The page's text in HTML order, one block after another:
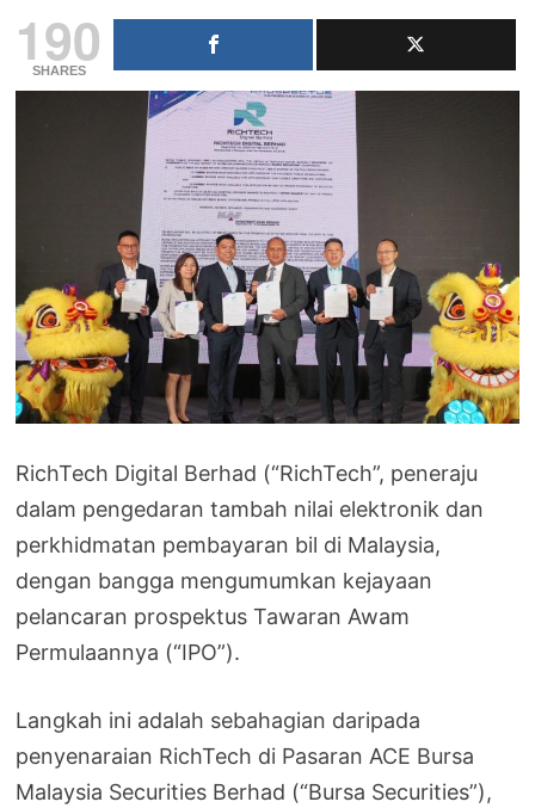
190
SHARES
RichTech Digital Berhad (“RichTech”, peneraju
dalam pengedaran tambah nilai elektronik dan
perkhidmatan pembayaran bil di Malaysia,
dengan bangga mengumumkan kejayaan
pelancaran prospektus Tawaran Awam
Permulaannya (“IPO”).
Langkah ini adalah sebahagian daripada
penyenaraian RichTech di Pasaran ACE Bursa
Malaysia Securities Berhad (“Bursa Securities”),